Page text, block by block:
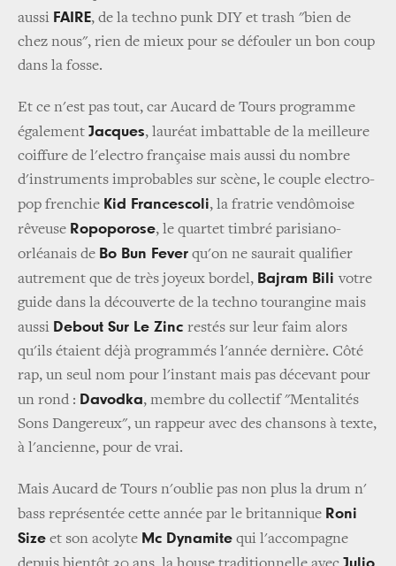
aussi FAIRE, de la techno punk DIY et trash "bien de
chez nous", rien de mieux pour se défouler un bon coup
dans la fosse.
Et ce n'est pas tout, car Aucard de Tours programme
également Jacques, lauréat imbattable de la meilleure
coiffure de l'electro française mais aussi du nombre
d'instruments improbables sur scène, le couple electro-
pop frenchie Kid Francescoli, la fratrie vendômoise
rêveuse Ropoporose, le quartet timbré parisiano-
orléanais de Bo Bun Fever qu'on ne saurait qualifier
autrement que de très joyeux bordel, Bajram Bilivotre
guide dans la découverte de la techno tourangine mais
aussi Debout Sur Le Zinc restés sur leur faim alors
qu'ils étaient déjà programmés l'année dernière. Côté
rap, un seul nom pour l'instant mais pas décevant pour
un rond : Davodka, membre du collectif "Mentalités
Sons Dangereux", un rappeur avec des chansons à texte,
à l'ancienne, pour de vrai.
Mais Aucard de Tours n'oublie pas non plus la drum n'
bass représentée cette année par le britannique Roni
Size et son acolyte Mc Dynamite qui l'accompagne